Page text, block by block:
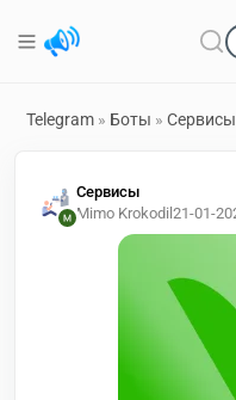
Telegram » Боты » Сервисы
Сервисы
Mimo Krokodil 21-01-